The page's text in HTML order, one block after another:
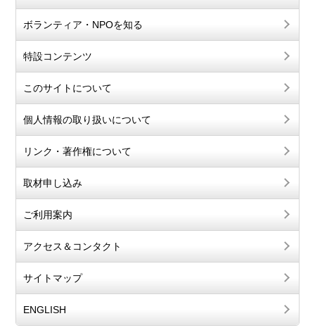
ボランティア・NPOを知る
特設コンテンツ
このサイトについて
個人情報の取り扱いについて
リンク・著作権について
取材申し込み
ご利用案内
アクセス＆コンタクト
サイトマップ
ENGLISH